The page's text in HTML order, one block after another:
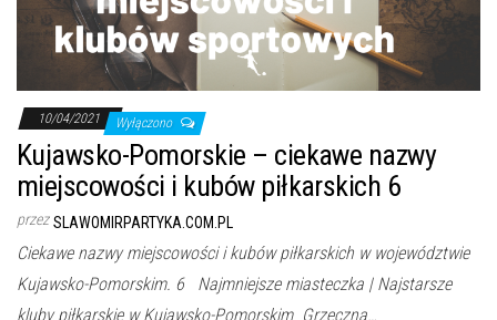
10/04/2021 Wyłączono
Kujawsko-Pomorskie – ciekawe nazwy
miejscowości i kubów piłkarskich 6
przez SLAWOMIRPARTYKA.COM.PL
Ciekawe nazwy miejscowości i kubów piłkarskich w województwie
Kujawsko-Pomorskim. 6 Najmniejsze miasteczka | Najstarsze
kluby piłkarskie w Kujawsko-Pomorskim Grzeczna…